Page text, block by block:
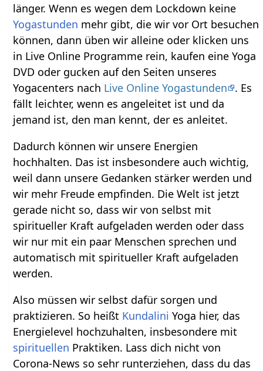
länger. Wenn es wegen dem Lockdown keine
Yogastunden mehr gibt, die wir vor Ort besuchen
können, dann üben wir alleine oder klicken uns
in Live Online Programme rein, kaufen eine Yoga
DVD oder gucken auf den Seiten unseres
Yogacenters nach Live Online Yogastunden
. Es
fällt leichter, wenn es angeleitet ist und da
jemand ist, den man kennt, der es anleitet.
Dadurch können wir unsere Energien
hochhalten. Das ist insbesondere auch wichtig,
weil dann unsere Gedanken stärker werden und
wir mehr Freude empfinden. Die Welt ist jetzt
gerade nicht so, dass wir von selbst mit
spiritueller Kraft aufgeladen werden oder dass
wir nur mit ein paar Menschen sprechen und
automatisch mit spiritueller Kraft aufgeladen
werden.
Also müssen wir selbst dafür sorgen und
praktizieren. So heißt Kundalini Yoga hier, das
Energielevel hochzuhalten, insbesondere mit
spirituellen Praktiken. Lass dich nicht von
Corona-News so sehr runterziehen, dass du das